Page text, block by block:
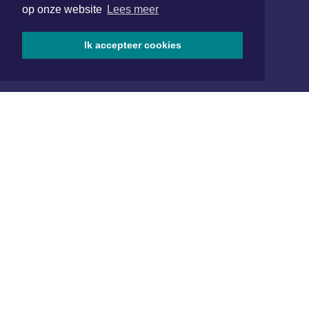
op onze website Lees meer
Ik accepteer cookies